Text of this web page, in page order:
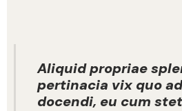
Aliquid propriae
pertinacia vix quo
docendi, eu cum